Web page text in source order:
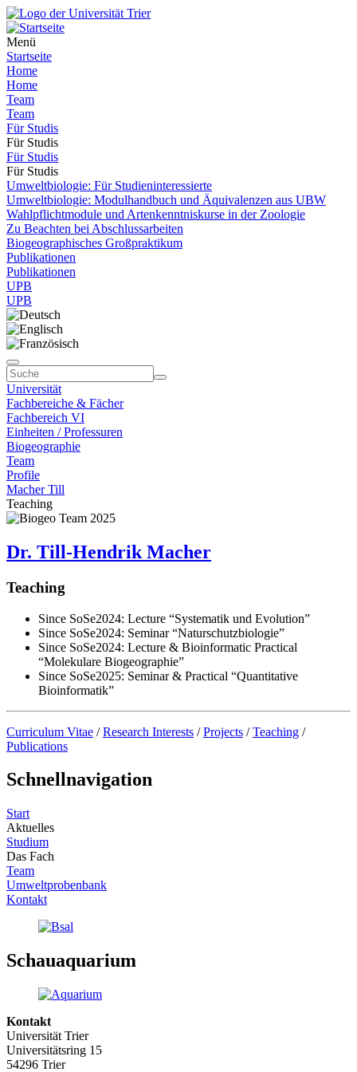
Menü
Startseite
Home
Home
Team
Team
Für Studis
Für Studis
Für Studis
Für Studis
Umweltbiologie: Für Studieninteressierte
Umweltbiologie: Modulhandbuch und Äquivalenzen aus UBW
Wahlpflichtmodule und Artenkenntniskurse in der Zoologie
Zu Beachten bei Abschlussarbeiten
Biogeographisches Großpraktikum
Publikationen
Publikationen
UPB
UPB
Universität
Fachbereiche & Fächer
Fachbereich VI
Einheiten / Professuren
Biogeographie
Team
Profile
Macher Till
Teaching
Dr. Till-Hendrik Macher
Teaching
Since SoSe2024: Lecture “Systematik und Evolution”
Since SoSe2024: Seminar “Naturschutzbiologie”
Since SoSe2024: Lecture & Bioinformatic Practical
“Molekulare Biogeographie”
Since SoSe2025: Seminar & Practical “Quantitative
Bioinformatik”
Curriculum Vitae /Research Interests /Projects /Teaching /
Publications
Schnellnavigation
Start
Aktuelles
Studium
Das Fach
Team
Umweltprobenbank
Kontakt
Schauaquarium
Kontakt
Universität Trier
Universitätsring 15
54296 Trier